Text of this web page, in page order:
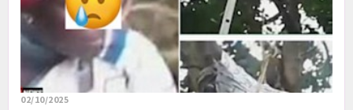
02/10/2025